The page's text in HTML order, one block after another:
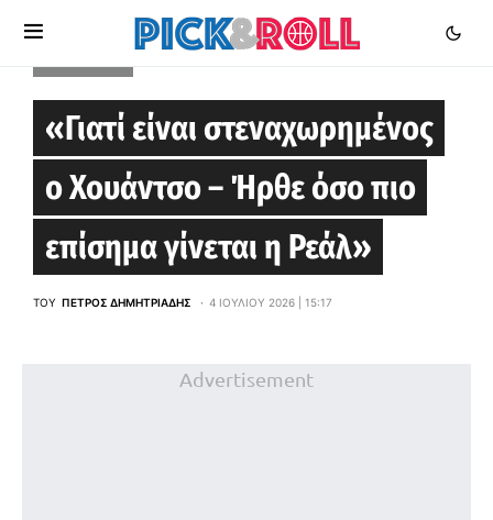
«Γιατί είναι στεναχωρημένος
ο Χουάντσο – Ήρθε όσο πιο
επίσημα γίνεται η Ρεάλ»
ΤΟΥ ΠΈΤΡΟΣ ΔΗΜΗΤΡΙΆΔΗΣ 4 ΙΟΥΛΊΟΥ 2026 | 15:17
Advertisement